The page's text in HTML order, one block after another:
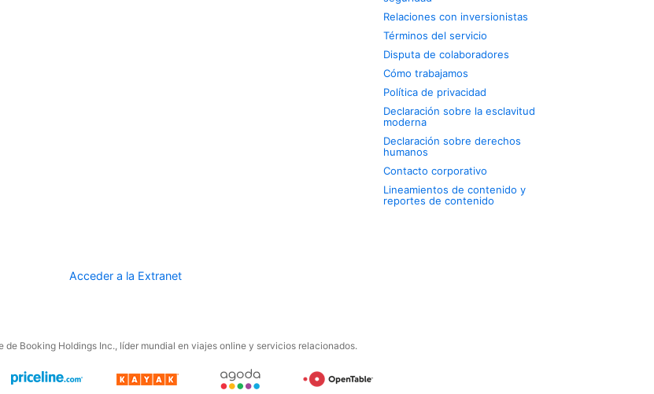
Relaciones con inversionistas
Términos del servicio
Disputa de colaboradores
Cómo trabajamos
Política de privacidad
Declaración sobre la esclavitud
moderna
Declaración sobre derechos
humanos
Contacto corporativo
Lineamientos de contenido y
reportes de contenido
Acceder a la Extranet
de Booking Holdings Inc., líder mundial en viajes online y servicios relacionados.